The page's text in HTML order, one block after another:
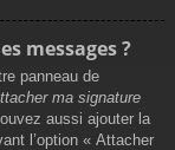
messages ?
panneau de
ma signature
aussi ajouter la
l’option « Attacher